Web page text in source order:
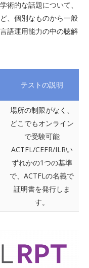
術的な話題について、
、個別なものから一般
語運用能力の中の聴解
テストの説明
場所の制限がなく、
どこでもオンライン
で受験可能
ACTFL/CEFR/ILRい
ずれかの1つの基準
で、ACTFLの名義で
証明書を発行しま
す。